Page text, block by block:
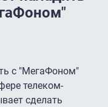
с "МегаФоном"
телеком-
сделать